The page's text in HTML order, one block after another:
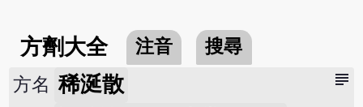
方劑大全 注音 搜尋
subject
方名 稀涎散